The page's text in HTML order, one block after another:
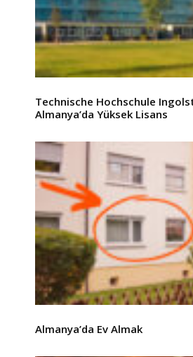
Technische Hochschule
Almanya’da Yüksek Lisans
Almanya’da Ev Almak